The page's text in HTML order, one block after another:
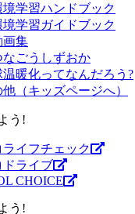
温暖化ってなんだろう?
他（キッズページへ）
う!
ライフチェック
ドライブ
CHOICE
う!